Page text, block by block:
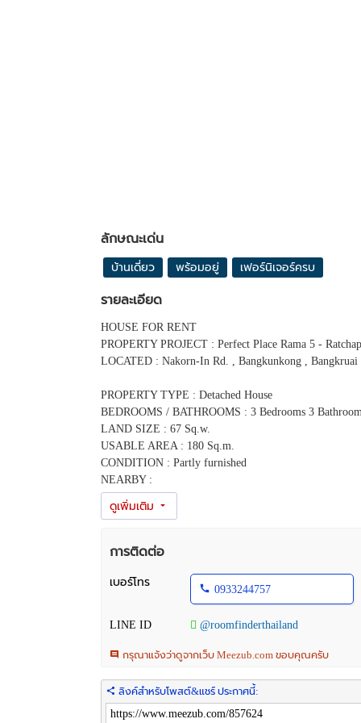
ลักษณะเด่น
บ้านเดี่ยว พร้อมอยู่ เฟอร์นิเจอร์ครบ
รายละเอียด
HOUSE FOR RENT
PROPERTY PROJECT : Perfect Place Rama 5 -
LOCATED : Nakorn-In Rd. , Bangkunkong , Bangkruai
PROPERTY TYPE : Detached House
BEDROOMS / BATHROOMS : 3 Bedrooms 3
LAND SIZE : 67 Sq.w.
USABLE AREA : 180 Sq.m.
CONDITION : Partly furnished
NEARBY :
- Denla School Rama 5
- The Walk Ratchaphruek
-------------------------------------------------------
-------------------------------------------------------
Please contact us for viewing or more details
LINE ID : @roomfinderthailand [Put @ Front ID]
WHAT'S APP : (+66) 93-3244757
EMAIL :Roomfinder.property@gmail.com
การติดต่อ
เบอร์โทร
0933244757
LINE ID @roomfinderthailand
กรุณาแจ้งว่าดูจากเว็บ Meezub.com ขอบคุณครับ
ลิงค์สำหรับโพสต์&แชร์ ประกาศนี้: